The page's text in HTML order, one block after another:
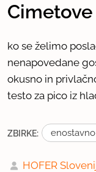
ko se želimo
nenapovedane
okusno in
testo za pico iz
ZBIRKE:
HOFER